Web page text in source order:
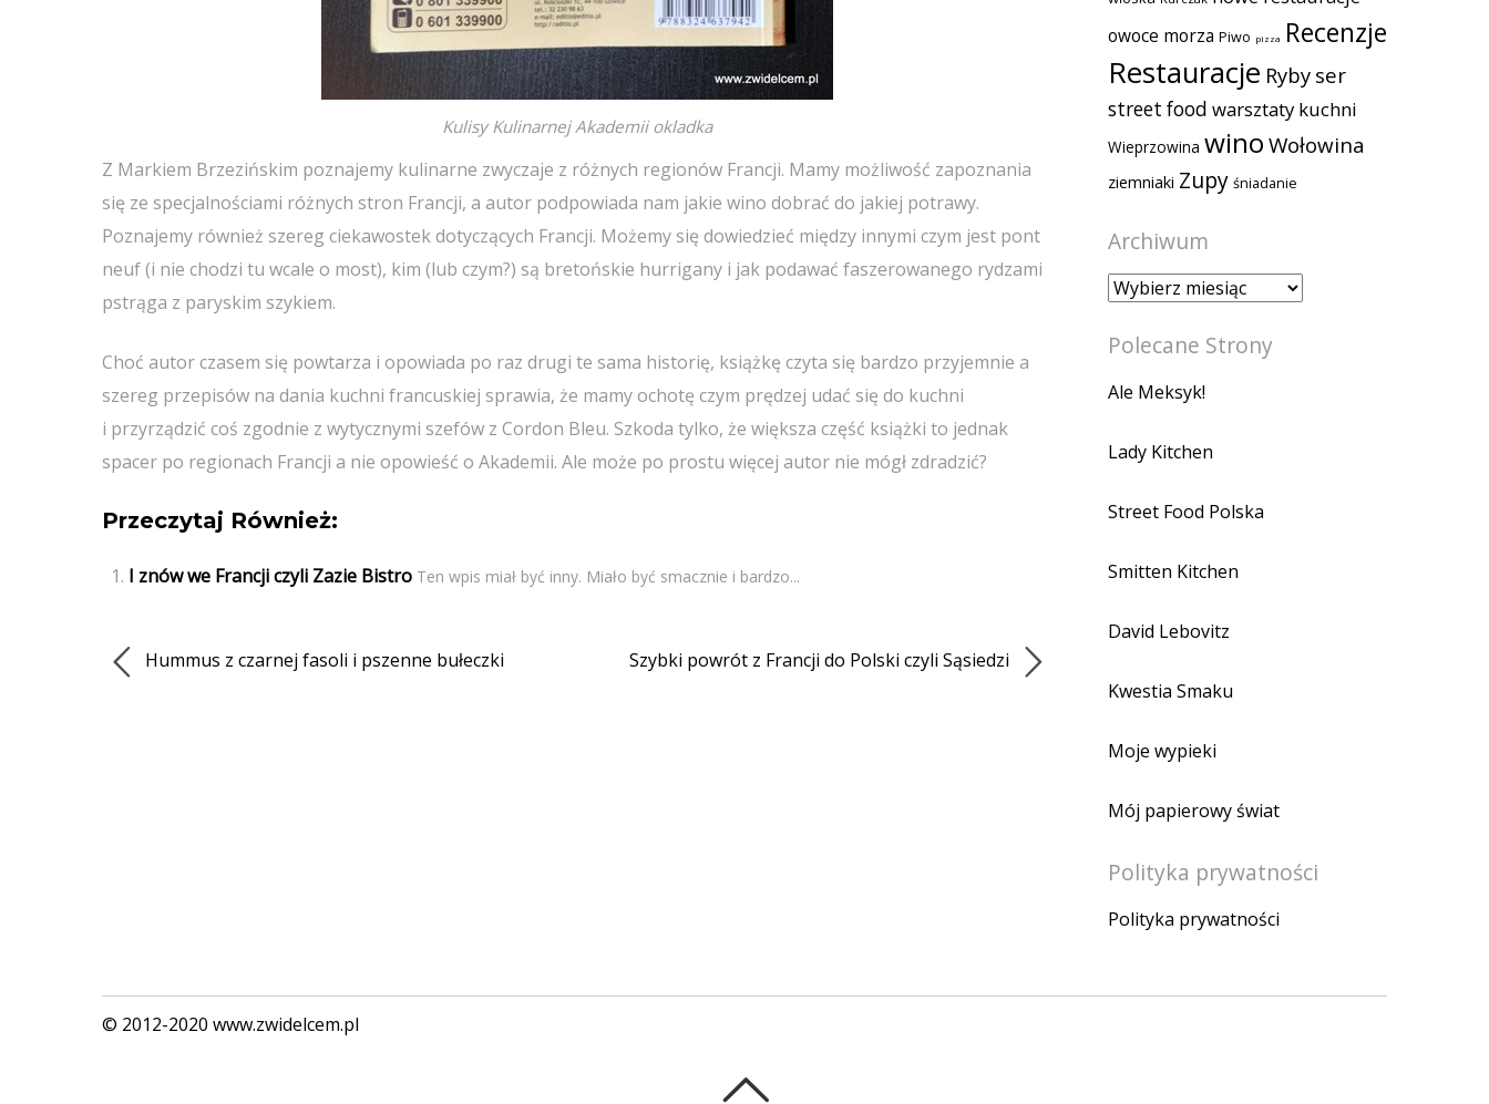
Kulisy Kulinarnej Akademii okladka
Z Markiem Brzezińskim poznajemy kulinarne zwyczaje z różnych regionów Francji. Mamy możliwość zapoznania
się ze specjalnościami różnych stron Francji, a autor podpowiada nam jakie wino dobrać do jakiej potrawy.
Poznajemy również szereg ciekawostek dotyczących Francji. Możemy się dowiedzieć między innymi czym jest pont
neuf (i nie chodzi tu wcale o most), kim (lub czym?) są bretońskie hurrigany i jak podawać faszerowanego rydzami
pstrąga z paryskim szykiem.
Choć autor czasem się powtarza i opowiada po raz drugi te sama historię, książkę czyta się bardzo przyjemnie a
szereg przepisów na dania kuchni francuskiej sprawia, że mamy ochotę czym prędzej udać się do kuchni
i przyrządzić coś zgodnie z wytycznymi szefów z Cordon Bleu. Szkoda tylko, że większa część książki to jednak
spacer po regionach Francji a nie opowieść o Akademii. Ale może po prostu więcej autor nie mógł zdradzić?
Przeczytaj Również:
I znów we Francji czyli Zazie Bistro Ten wpis miał być inny. Miało być smacznie i bardzo...
Hummus z czarnej fasoli i pszenne bułeczki Szybki powrót z Francji do Polski czyli Sąsiedzi
owoce morza Piwo pizza Recenzje
Restauracje Ryby ser
street food warsztaty kuchni
Wieprzowina winoWołowina
ziemniaki Zupy śniadanie
Archiwum
Archiwum
Polecane Strony
Ale Meksyk!
Lady Kitchen
Street Food Polska
Smitten Kitchen
David Lebovitz
Kwestia Smaku
Moje wypieki
Mój papierowy świat
Polityka prywatności
Polityka prywatności
© 2012-2020 www.zwidelcem.pl